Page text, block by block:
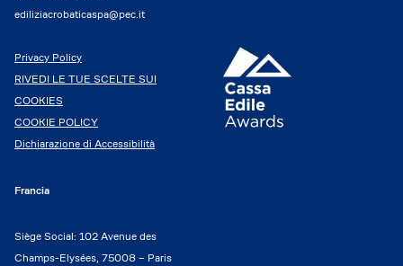
ediliziacrobaticaspa@pec.it
Privacy Policy
RIVEDI LE TUE SCELTE SUI
COOKIES
COOKIE POLICY
Dichiarazione di Accessibilità
Francia
Siège Social: 102 Avenue des
Champs-Elysées, 75008 – Paris